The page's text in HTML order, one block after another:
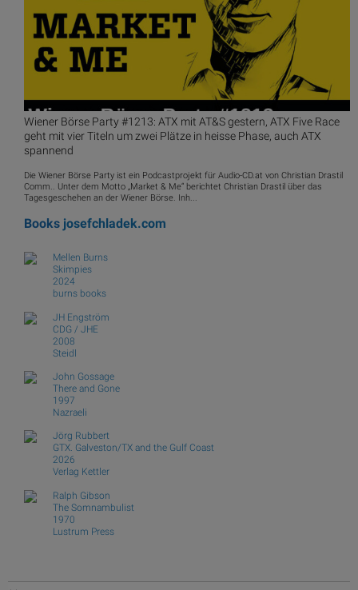
Wiener Börse Party #1213: ATX mit AT&S gestern, ATX Five Race
geht mit vier Titeln um zwei Plätze in heisse Phase, auch ATX
spannend
Die Wiener Börse Party ist ein Podcastprojekt für Audio-CD.at von Christian Drastil
Comm.. Unter dem Motto „Market & Me“ berichtet Christian Drastil über das
Tagesgeschehen an der Wiener Börse. Inh...
Books josefchladek.com
Mellen Burns
Skimpies
2024
burns books
JH Engström
CDG / JHE
2008
Steidl
John Gossage
There and Gone
1997
Nazraeli
Jörg Rubbert
GTX. Galveston/TX and the Gulf Coast
2026
Verlag Kettler
Ralph Gibson
The Somnambulist
1970
Lustrum Press